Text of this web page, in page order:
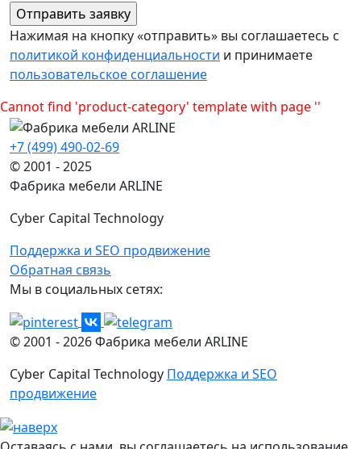
Нажимая на кнопку «отправить» вы соглашаетесь с
политикой конфиденциальности и принимаете
пользовательское соглашение
Cannot find 'product-category' template with page ''
+7 (499) 490-02-69
© 2001 - 2025
Фабрика мебели ARLINE
Cyber Capital Technology
Поддержка и SEO продвижение
Обратная связь
Мы в социальных сетях:
© 2001 -2026Фабрика мебели ARLINE
Cyber Capital Technology Поддержка и SEO
продвижение